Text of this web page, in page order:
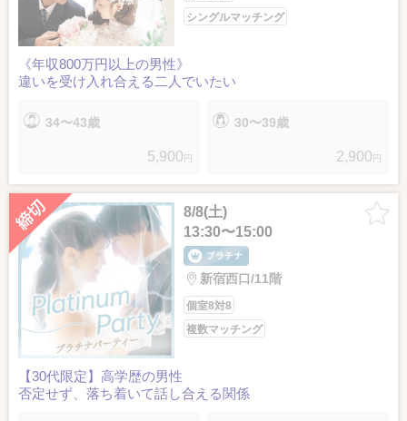
シングルマッチング
《年収800万円以上の男性》
違いを受け入れ合える二人でいたい
34〜43歳
5,900 円
30〜39歳
2,900 円
8/8(土)
13:30〜15:00
新宿西口/11階
個室8対8
複数マッチング
【30代限定】高学歴の男性
否定せず、落ち着いて話し合える関係